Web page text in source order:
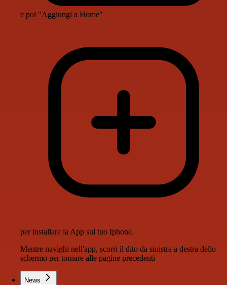
e poi "Aggiungi a Home"
per installare la App sul tuo Iphone.
Mentre navighi nell'app, scorri il dito da sinistra a destra dello
schermo per tornare alle pagine precedenti
News